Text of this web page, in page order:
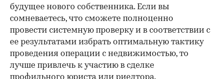
будущее нового собственника. Если вы
сомневаетесь, что сможете полноценно
провести системную проверку и в соответствии с
ее результатами избрать оптимальную тактику
проведения операции с недвижимостью, то
лучше привлечь к участию в сделке
профильного юриста или риелтора.